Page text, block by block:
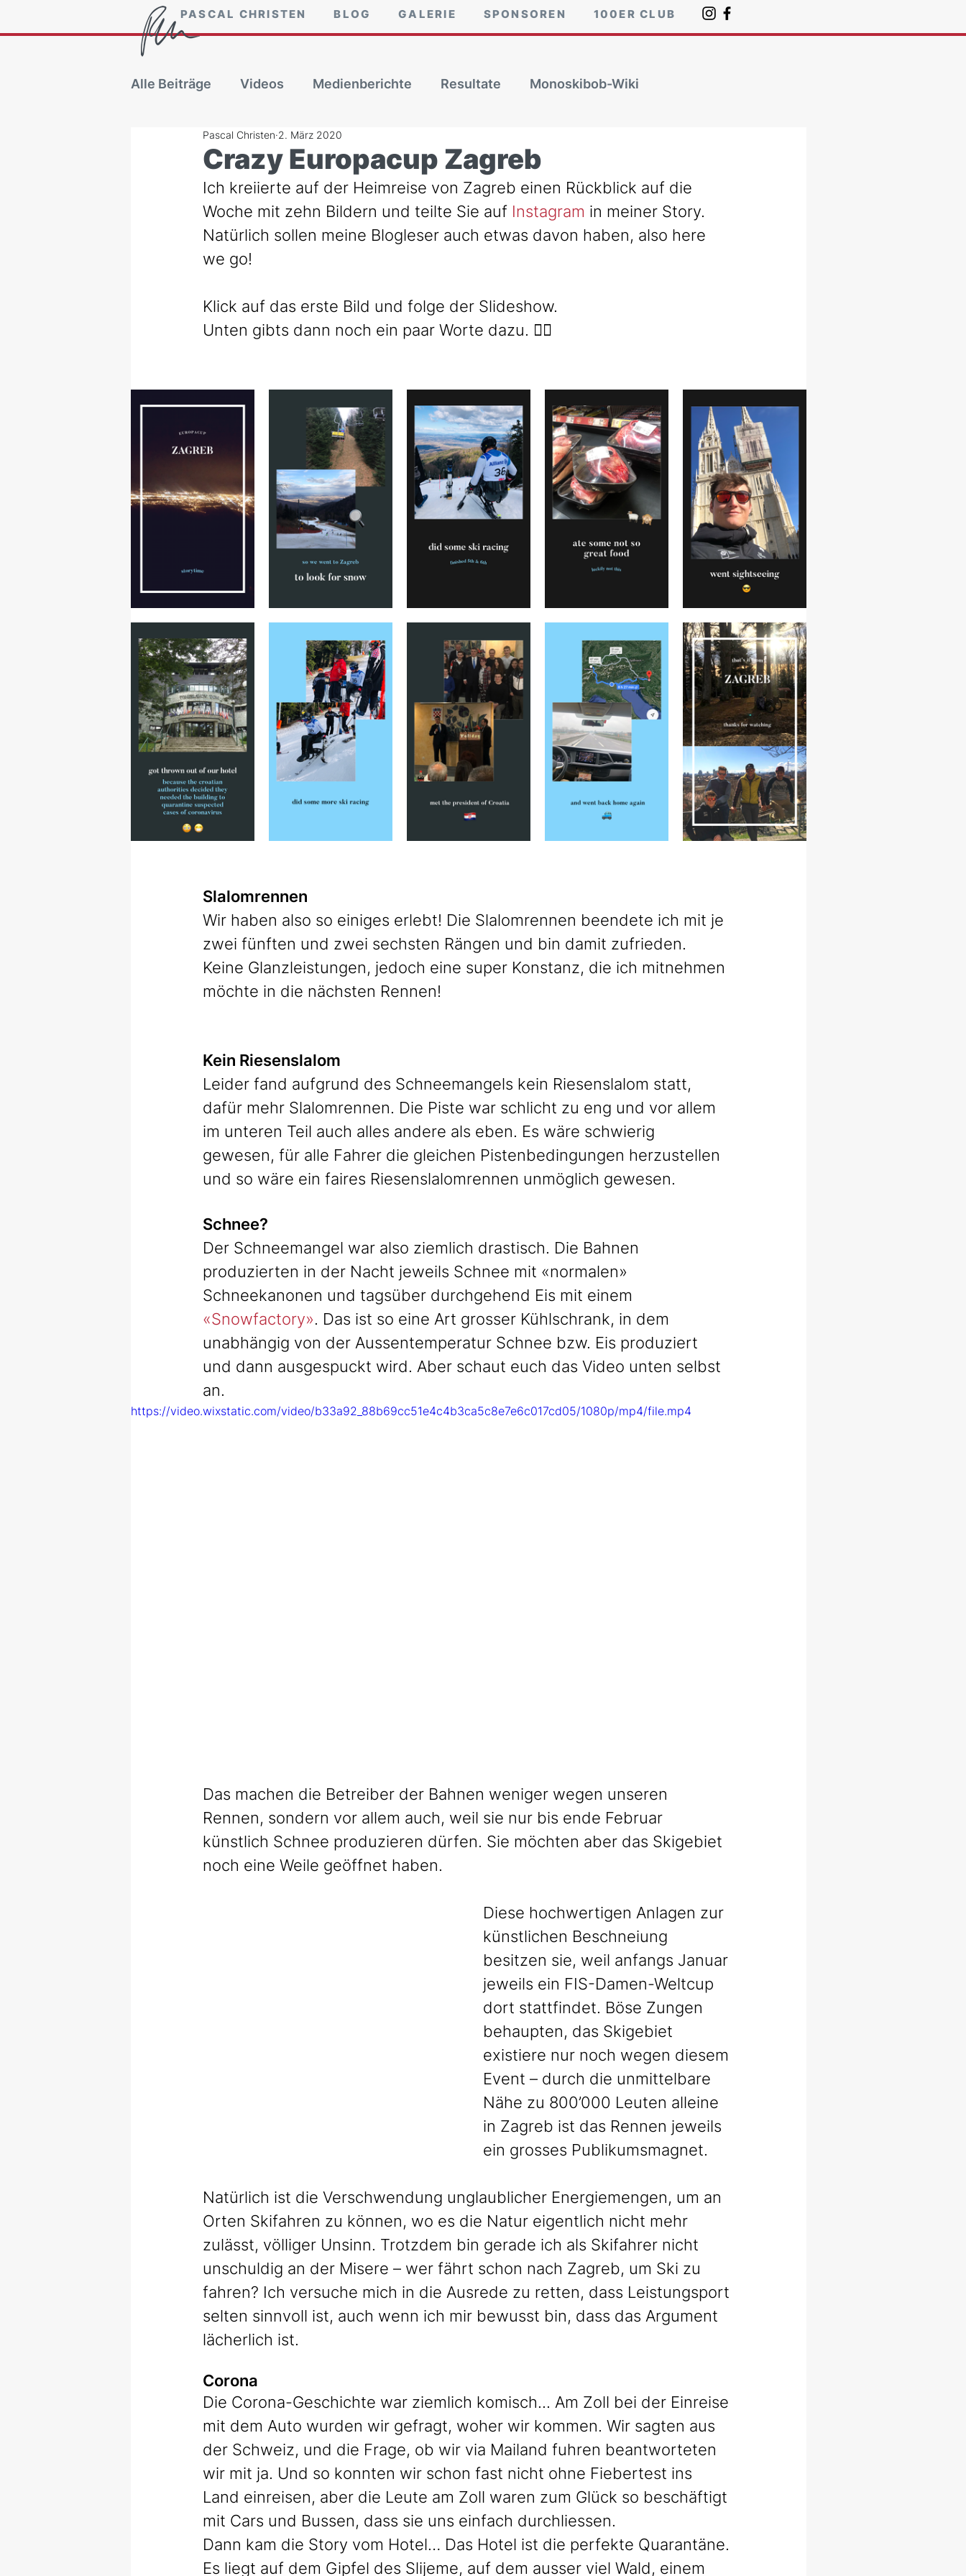
PASCAL CHRISTEN BLOG GALERIE SPONSOREN 100ER CLUB
Alle Beiträge Videos Medienberichte Resultate Monoskibob-Wiki
Crazy Europacup Zagreb
Pascal Christen 2. März 2020
Ich kreiierte auf der Heimreise von Zagreb einen Rückblick auf die
Woche mit zehn Bildern und teilte Sie auf Instagram in meiner Story.
Natürlich sollen meine Blogleser auch etwas davon haben, also here
we go!
Klick auf das erste Bild und folge der Slideshow.
Unten gibts dann noch ein paar Worte dazu. 👇🏻
Slalomrennen
Wir haben also so einiges erlebt! Die Slalomrennen beendete ich mit je
zwei fünften und zwei sechsten Rängen und bin damit zufrieden.
Keine Glanzleistungen, jedoch eine super Konstanz, die ich mitnehmen
möchte in die nächsten Rennen!
Kein Riesenslalom
Leider fand aufgrund des Schneemangels kein Riesenslalom statt,
dafür mehr Slalomrennen. Die Piste war schlicht zu eng und vor allem
im unteren Teil auch alles andere als eben. Es wäre schwierig
gewesen, für alle Fahrer die gleichen Pistenbedingungen herzustellen
und so wäre ein faires Riesenslalomrennen unmöglich gewesen.
Schnee?
Der Schneemangel war also ziemlich drastisch. Die Bahnen
produzierten in der Nacht jeweils Schnee mit «normalen»
Schneekanonen und tagsüber durchgehend Eis mit einem
«Snowfactory». Das ist so eine Art grosser Kühlschrank, in dem
unabhängig von der Aussentemperatur Schnee bzw. Eis produziert
und dann ausgespuckt wird. Aber schaut euch das Video unten selbst
an.
https://video.wixstatic.com/video/b33a92_88b69cc51e4c4b3ca5c8e7e6c017cd05/1080p/mp4/file.mp4
Das machen die Betreiber der Bahnen weniger wegen unseren
Rennen, sondern vor allem auch, weil sie nur bis ende Februar
künstlich Schnee produzieren dürfen. Sie möchten aber das Skigebiet
noch eine Weile geöffnet haben.
Diese hochwertigen Anlagen zur
künstlichen Beschneiung
besitzen sie, weil anfangs Januar
jeweils ein FIS-Damen-Weltcup
dort stattfindet. Böse Zungen
behaupten, das Skigebiet
existiere nur noch wegen diesem
Event – durch die unmittelbare
Nähe zu 800’000 Leuten alleine
in Zagreb ist das Rennen jeweils
ein grosses Publikumsmagnet.
Natürlich ist die Verschwendung unglaublicher Energiemengen, um an
Orten Skifahren zu können, wo es die Natur eigentlich nicht mehr
zulässt, völliger Unsinn. Trotzdem bin gerade ich als Skifahrer nicht
unschuldig an der Misere – wer fährt schon nach Zagreb, um Ski zu
fahren? Ich versuche mich in die Ausrede zu retten, dass Leistungsport
selten sinnvoll ist, auch wenn ich mir bewusst bin, dass das Argument
lächerlich ist.
Corona
Die Corona-Geschichte war ziemlich komisch... Am Zoll bei der Einreise
mit dem Auto wurden wir gefragt, woher wir kommen. Wir sagten aus
der Schweiz, und die Frage, ob wir via Mailand fuhren beantworteten
wir mit ja. Und so konnten wir schon fast nicht ohne Fiebertest ins
Land einreisen, aber die Leute am Zoll waren zum Glück so beschäftigt
mit Cars und Bussen, dass sie uns einfach durchliessen.
Dann kam die Story vom Hotel… Das Hotel ist die perfekte Quarantäne.
Es liegt auf dem Gipfel des Slijeme, auf dem ausser viel Wald, einem